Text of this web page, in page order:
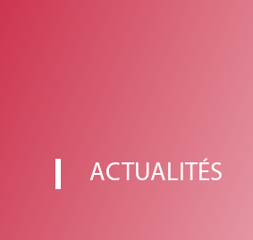
ACTUALITÉS